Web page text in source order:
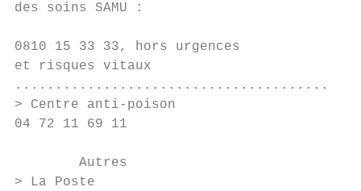
des soins SAMU :
0810 15 33 33, hors urgences
et risques vitaux
> Centre anti-poison
04 72 11 69 11
        Autres
> La Poste